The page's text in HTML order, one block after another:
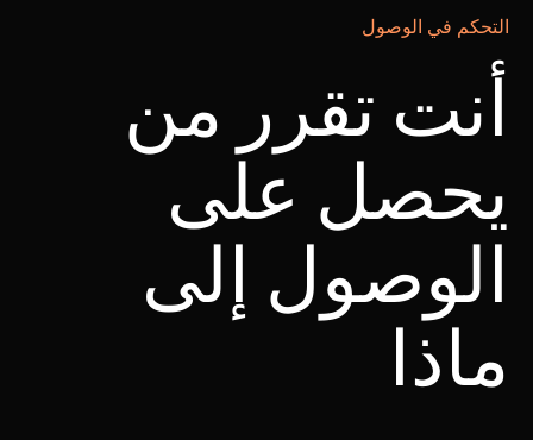
التحكم في الوصول
أنت تقرر من
يحصل على
الوصول إلى
ماذا